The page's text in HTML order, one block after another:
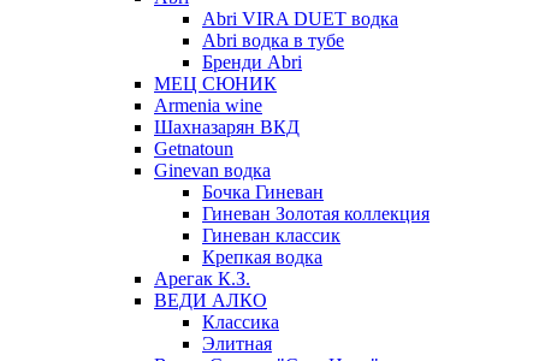
Abri VIRA DUET водка
Abri водка в тубе
Бренди Abri
МЕЦ СЮНИК
Armenia wine
Шахназарян ВКД
Getnatoun
Ginevan водка
Бочка Гиневан
Гиневан Золотая коллекция
Гиневан классик
Крепкая водка
Арегак К.З.
ВЕДИ АЛКО
Классика
Элитная